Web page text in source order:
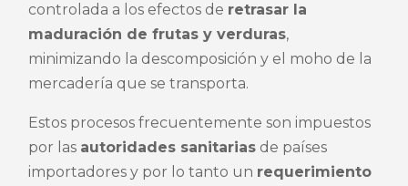
controlada a los efectos de retrasar la
maduración de frutas y verduras,
minimizando la descomposición y el moho de la
mercadería que se transporta.
Estos procesos frecuentemente son impuestos
por las autoridades sanitarias de países
importadores y por lo tanto un requerimiento